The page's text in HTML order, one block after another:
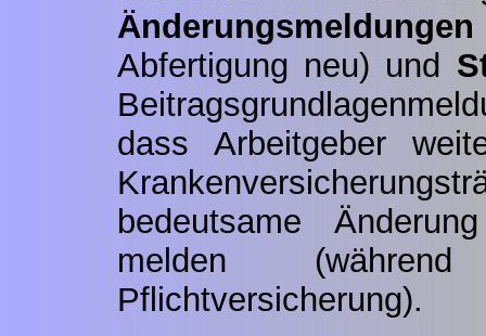
Änderungsmeldungen
Abfertigung neu) und
dass Arbeitgeber
bedeutsame
melden
Pflichtversicherung).